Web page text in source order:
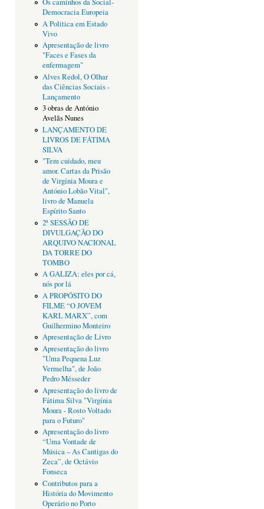
Os caminhos da Social-
Democracia Europeia
A Politica em Estado
Vivo
Apresentação de livro
"Faces e Fases da
enfermagem"
Alves Redol, O Olhar
das Ciências Sociais -
Lançamento
3 obras de António
Avelãs Nunes
LANÇAMENTO DE
LIVROS DE FÁTIMA
SILVA
"Tem cuidado, meu
amor. Cartas da Prisão
de Virgínia Moura e
António Lobão Vital",
livro de Manuela
Espírito Santo
2ª SESSÃO DE
DIVULGAÇÃO DO
ARQUIVO NACIONAL
DA TORRE DO
TOMBO
A GALIZA: eles por cá,
nós por lá
A PROPÓSITO DO
FILME “O JOVEM
KARL MARX”, com
Guilhermino Monteiro
Apresentação de Livro
Apresentação do livro
"Uma Pequena Luz
Vermelha", de João
Pedro Mésseder
Apresentação do livro de
Fátima Silva "Virgínia
Moura - Rosto Voltado
para o Futuro"
Apresentação do livro
“Uma Vontade de
Música – As Cantigas do
Zeca”, de Octávio
Fonseca
Contributos para a
História do Movimento
Operário no Porto